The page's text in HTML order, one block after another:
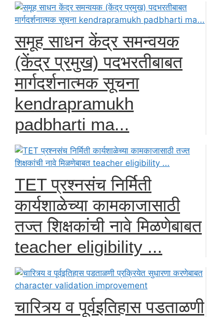
समूह साधन केंद्र समन्वयक
(केंद्र प्रमुख) पदभरतीबाबत
मार्गदर्शनात्मक सूचना
kendrapramukh
padbharti ma...
TET प्रश्नसंच निर्मिती
कार्यशाळेच्या कामकाजासाठी
तज्त शिक्षकांची नावे मिळणेबाबत
teacher eligibility ...
चारित्र्य व पूर्वइतिहास पडताळणी